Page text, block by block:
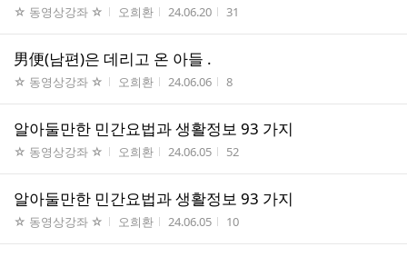
게시판명
☆ 동영상강좌 ☆ 작성자
오희환 작성시간
24.06.20 조회수
31
男便(남편)은 데리고 온 아들 .
게시판명
☆ 동영상강좌 ☆ 작성자
오희환 작성시간
24.06.06 조회수
8
알아둘만한 민간요법과 생활정보 93 가지
게시판명
☆ 동영상강좌 ☆ 작성자
오희환 작성시간
24.06.05 조회수
52
알아둘만한 민간요법과 생활정보 93 가지
게시판명
☆ 동영상강좌 ☆ 작성자
오희환 작성시간
24.06.05 조회수
10